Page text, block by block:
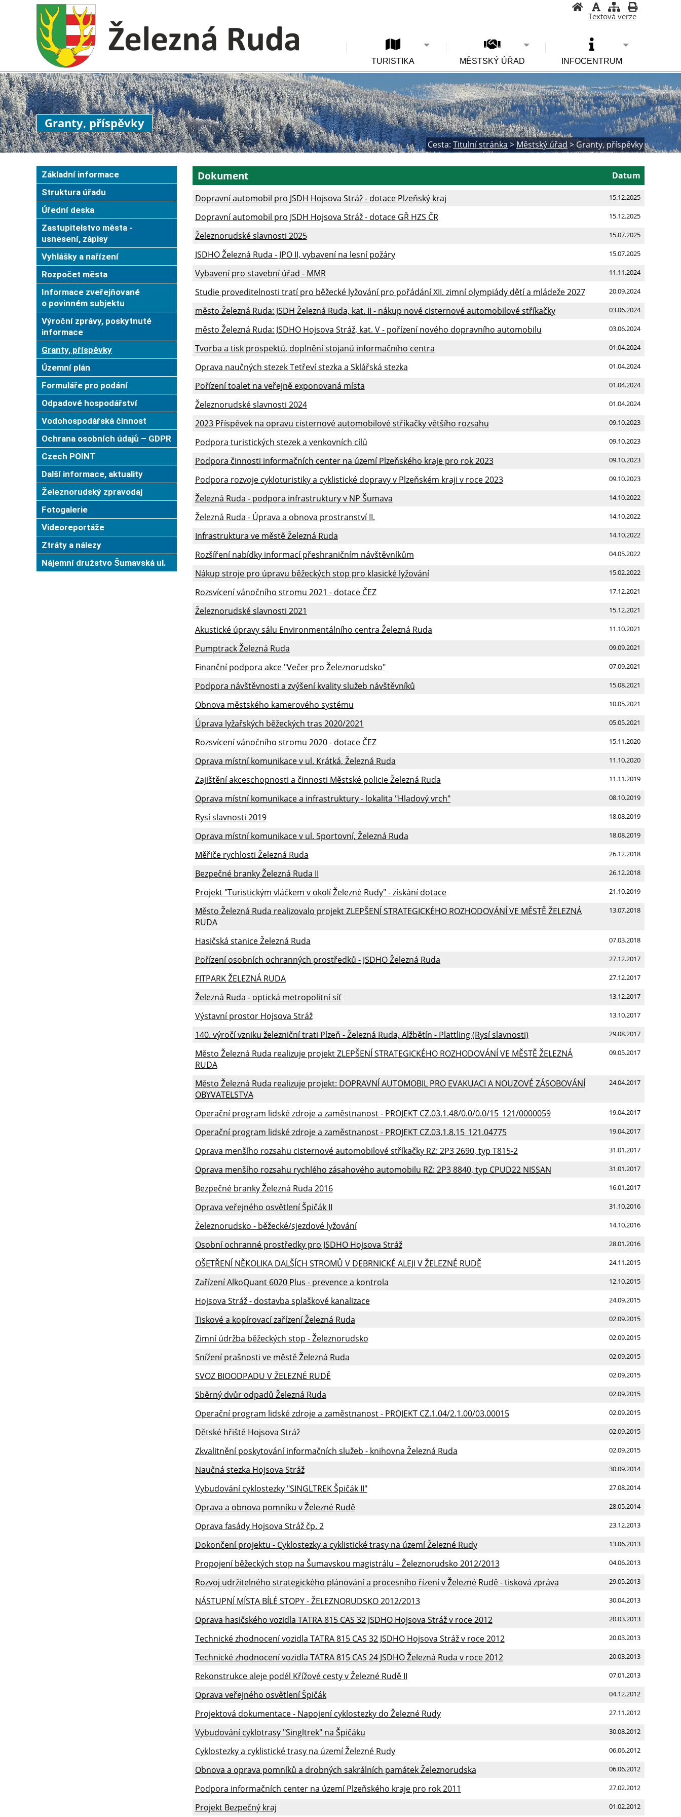
Textová verze
TURISTIKA MĚSTSKÝ ÚŘAD INFOCENTRUM
Granty, příspěvky
Cesta:Titulní stránka>Městský úřad>Granty, příspěvky
Základní informace
Struktura úřadu
Úřední deska
Zastupitelstvo města -
usnesení, zápisy
Vyhlášky a nařízení
Rozpočet města
Informace zveřejňované
o povinném subjektu
Výroční zprávy, poskytnuté
informace
Granty, příspěvky
Územní plán
Formuláře pro podání
Odpadové hospodářství
Vodohospodářská činnost
Ochrana osobních údajů – GDPR
Czech POINT
Další informace, aktuality
Železnorudský zpravodaj
Fotogalerie
Videoreportáže
Ztráty a nálezy
Nájemní družstvo Šumavská ul.
Datum
Dokument
15.12.2025
Dopravní automobil pro JSDH Hojsova Stráž - dotace Plzeňský kraj
15.12.2025
Dopravní automobil pro JSDH Hojsova Stráž - dotace GŘ HZS ČR
15.07.2025
Železnorudské slavnosti 2025
15.07.2025
JSDHO Železná Ruda - JPO II, vybavení na lesní požáry
11.11.2024
Vybavení pro stavební úřad - MMR
20.09.2024
Studie proveditelnosti tratí pro běžecké lyžování pro pořádání XII. zimní olympiády dětí a mládeže 2027
03.06.2024
město Železná Ruda: JSDH Železná Ruda, kat. II - nákup nové cisternové automobilové stříkačky
03.06.2024
město Železná Ruda: JSDHO Hojsova Stráž, kat. V - pořízení nového dopravního automobilu
01.04.2024
Tvorba a tisk prospektů, doplnění stojanů informačního centra
01.04.2024
Oprava naučných stezek Tetřeví stezka a Sklářská stezka
01.04.2024
Pořízení toalet na veřejně exponovaná místa
01.04.2024
Železnorudské slavnosti 2024
09.10.2023
2023 Příspěvek na opravu cisternové automobilové stříkačky většího rozsahu
09.10.2023
Podpora turistických stezek a venkovních cílů
09.10.2023
Podpora činnosti informačních center na území Plzeňského kraje pro rok 2023
09.10.2023
Podpora rozvoje cykloturistiky a cyklistické dopravy v Plzeňském kraji v roce 2023
14.10.2022
Železná Ruda - podpora infrastruktury v NP Šumava
14.10.2022
Železná Ruda - Úprava a obnova prostranství II.
14.10.2022
Infrastruktura ve městě Železná Ruda
04.05.2022
Rozšíření nabídky informací přeshraničním návštěvníkům
15.02.2022
Nákup stroje pro úpravu běžeckých stop pro klasické lyžování
17.12.2021
Rozsvícení vánočního stromu 2021 - dotace ČEZ
15.12.2021
Železnorudské slavnosti 2021
11.10.2021
Akustické úpravy sálu Environmentálního centra Železná Ruda
09.09.2021
Pumptrack Železná Ruda
07.09.2021
Finanční podpora akce "Večer pro Železnorudsko"
15.08.2021
Podpora návštěvnosti a zvýšení kvality služeb návštěvníků
10.05.2021
Obnova městského kamerového systému
05.05.2021
Úprava lyžařských běžeckých tras 2020/2021
15.11.2020
Rozsvícení vánočního stromu 2020 - dotace ČEZ
11.10.2020
Oprava místní komunikace v ul. Krátká, Železná Ruda
11.11.2019
Zajištění akceschopnosti a činnosti Městské policie Železná Ruda
08.10.2019
Oprava místní komunikace a infrastruktury - lokalita "Hladový vrch"
18.08.2019
Rysí slavnosti 2019
18.08.2019
Oprava místní komunikace v ul. Sportovní, Železná Ruda
26.12.2018
Měřiče rychlosti Železná Ruda
26.12.2018
Bezpečné branky Železná Ruda II
21.10.2019
Projekt "Turistickým vláčkem v okolí Železné Rudy" - získání dotace
13.07.2018
Město Železná Ruda realizovalo projekt ZLEPŠENÍ STRATEGICKÉHO ROZHODOVÁNÍ VE MĚSTĚ ŽELEZNÁ
RUDA
07.03.2018
Hasičská stanice Železná Ruda
27.12.2017
Pořízení osobních ochranných prostředků - JSDHO Železná Ruda
27.12.2017
FITPARK ŽELEZNÁ RUDA
13.12.2017
Železná Ruda - optická metropolitní síť
13.10.2017
Výstavní prostor Hojsova Stráž
29.08.2017
140. výročí vzniku železniční trati Plzeň - Železná Ruda, Alžbětín - Plattling (Rysí slavnosti)
09.05.2017
Město Železná Ruda realizuje projekt ZLEPŠENÍ STRATEGICKÉHO ROZHODOVÁNÍ VE MĚSTĚ ŽELEZNÁ
RUDA
24.04.2017
Město Železná Ruda realizuje projekt: DOPRAVNÍ AUTOMOBIL PRO EVAKUACI A NOUZOVÉ ZÁSOBOVÁNÍ
OBYVATELSTVA
19.04.2017
Operační program lidské zdroje a zaměstnanost - PROJEKT CZ.03.1.48/0.0/0.0/15_121/0000059
19.04.2017
Operační program lidské zdroje a zaměstnanost - PROJEKT CZ.03.1.8.15_121.04775
31.01.2017
Oprava menšího rozsahu cisternové automobilové stříkačky RZ: 2P3 2690, typ T815-2
31.01.2017
Oprava menšího rozsahu rychlého zásahového automobilu RZ: 2P3 8840, typ CPUD22 NISSAN
16.01.2017
Bezpečné branky Železná Ruda 2016
31.10.2016
Oprava veřejného osvětlení Špičák II
14.10.2016
Železnorudsko - běžecké/sjezdové lyžování
28.01.2016
Osobní ochranné prostředky pro JSDHO Hojsova Stráž
24.11.2015
OŠETŘENÍ NĚKOLIKA DALŠÍCH STROMŮ V DEBRNICKÉ ALEJI V ŽELEZNÉ RUDĚ
12.10.2015
Zařízení AlkoQuant 6020 Plus - prevence a kontrola
24.09.2015
Hojsova Stráž - dostavba splaškové kanalizace
02.09.2015
Tiskové a kopírovací zařízení Železná Ruda
02.09.2015
Zimní údržba běžeckých stop - Železnorudsko
02.09.2015
Snížení prašnosti ve městě Železná Ruda
02.09.2015
SVOZ BIOODPADU V ŽELEZNÉ RUDĚ
02.09.2015
Sběrný dvůr odpadů Železná Ruda
02.09.2015
Operační program lidské zdroje a zaměstnanost - PROJEKT CZ.1.04/2.1.00/03.00015
02.09.2015
Dětské hřiště Hojsova Stráž
02.09.2015
Zkvalitnění poskytování informačních služeb - knihovna Železná Ruda
30.09.2014
Naučná stezka Hojsova Stráž
27.08.2014
Vybudování cyklostezky "SINGLTREK Špičák II"
28.05.2014
Oprava a obnova pomníku v Železné Rudě
23.12.2013
Oprava fasády Hojsova Stráž čp. 2
13.06.2013
Dokončení projektu - Cyklostezky a cyklistické trasy na území Železné Rudy
04.06.2013
Propojení běžeckých stop na Šumavskou magistrálu – Železnorudsko 2012/2013
29.05.2013
Rozvoj udržitelného strategického plánování a procesního řízení v Železné Rudě - tisková zpráva
30.04.2013
NÁSTUPNÍ MÍSTA BÍLÉ STOPY - ŽELEZNORUDSKO 2012/2013
20.03.2013
Oprava hasičského vozidla TATRA 815 CAS 32 JSDHO Hojsova Stráž v roce 2012
20.03.2013
Technické zhodnocení vozidla TATRA 815 CAS 32 JSDHO Hojsova Stráž v roce 2012
20.03.2013
Technické zhodnocení vozidla TATRA 815 CAS 24 JSDHO Železná Ruda v roce 2012
07.01.2013
Rekonstrukce aleje podél Křížové cesty v Železné Rudě II
04.12.2012
Oprava veřejného osvětlení Špičák
27.11.2012
Projektová dokumentace - Napojení cyklostezky do Železné Rudy
30.08.2012
Vybudování cyklotrasy "Singltrek" na Špičáku
06.06.2012
Cyklostezky a cyklistické trasy na území Železné Rudy
06.06.2012
Obnova a oprava pomníků a drobných sakrálních památek Železnorudska
27.02.2012
Podpora informačních center na území Plzeňského kraje pro rok 2011
01.02.2012
Projekt Bezpečný kraj